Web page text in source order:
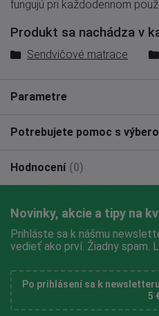
fungujú pri každodennom
Produkt sa nachádza v
Sendvičové matrace
Parametre
Potrebujete pomoc s
Hodnocení (0)
Novinky, akcie a tipy na
Prihláste sa k nášmu
vedieť ako prví. Žiadny spam.
Po prihlásení sa k
5